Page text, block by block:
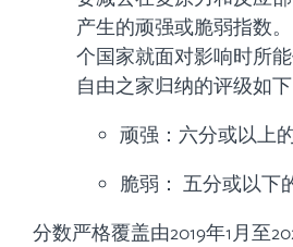
产生的顽强或脆弱指数
个国家就面对影响时所
自由之家归纳的评级如下
顽强：六分或以上
脆弱： 五分或以下
分数严格覆盖由2019年1月至